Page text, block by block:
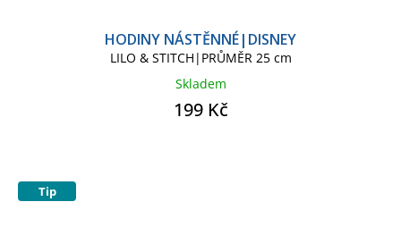
HODINY NÁSTĚNNÉ|DISNEY
LILO & STITCH|PRŮMĚR 25 cm
Skladem
199 Kč
Tip